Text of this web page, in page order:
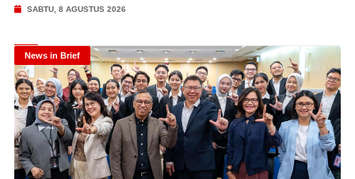
SABTU, 8 AGUSTUS 2026
News in Brief